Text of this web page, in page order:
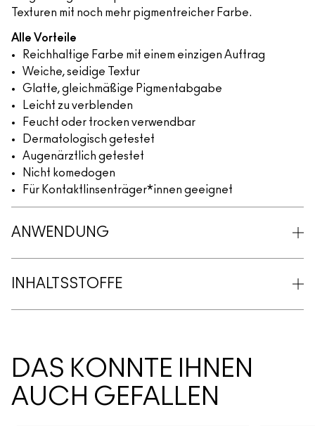
Texturen mit noch mehr pigmentreicher Farbe.
Alle Vorteile
Reichhaltige Farbe mit einem einzigen Auftrag
Weiche, seidige Textur
Glatte, gleichmäßige Pigmentabgabe
Leicht zu verblenden
Feucht oder trocken verwendbar
Dermatologisch getestet
Augenärztlich getestet
Nicht komedogen
Für Kontaktlinsenträger*innen geeignet
ANWENDUNG
INHALTSSTOFFE
DAS KÖNNTE IHNEN
AUCH GEFALLEN